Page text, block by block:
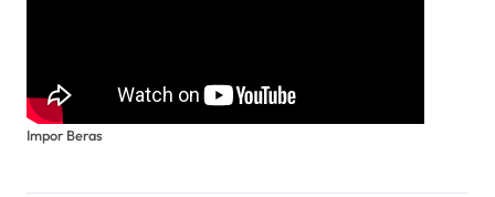
Impor Beras